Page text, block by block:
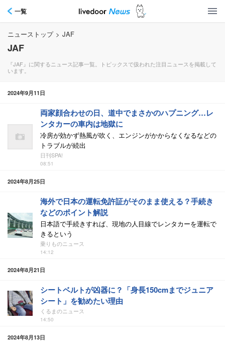
一覧
ニューストップ > JAF
JAF
『JAF』に関するニュース記事一覧。トピックスで扱われた注目ニュースを掲載して
います。
2024年9月11日
両家顔合わせの日、道中でまさかのハプニング…レ
ンタカーの車内は地獄に
冷房が効かず熱風が吹く、エンジンがかからなくなるなどの
トラブルが続出
日刊SPA!
08:51
2024年8月25日
海外で日本の運転免許証がそのまま使える？手続き
などのポイント解説
日本語で手続きすれば、現地の人目線でレンタカーを運転で
きるという
乗りものニュース
14:12
2024年8月21日
シートベルトが凶器に？「身長150cmまでジュニア
シート」を勧めたい理由
くるまのニュース
14:50
2024年8月13日